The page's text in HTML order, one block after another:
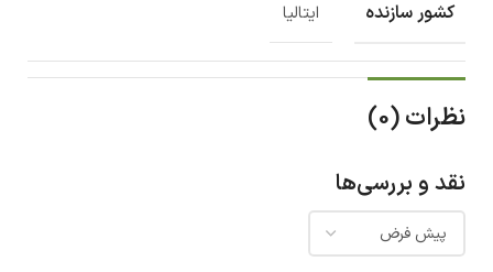
کشور سازنده ایتالیا
نظرات (0)
نقد و بررسی‌ها